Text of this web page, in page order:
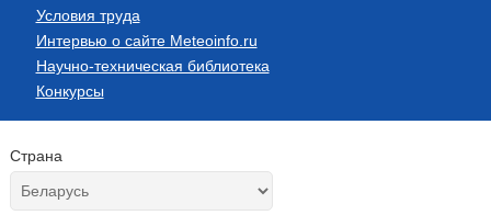
Условия труда
Интервью о сайте Meteoinfo.ru
Научно-техническая библиотека
Конкурсы
Страна